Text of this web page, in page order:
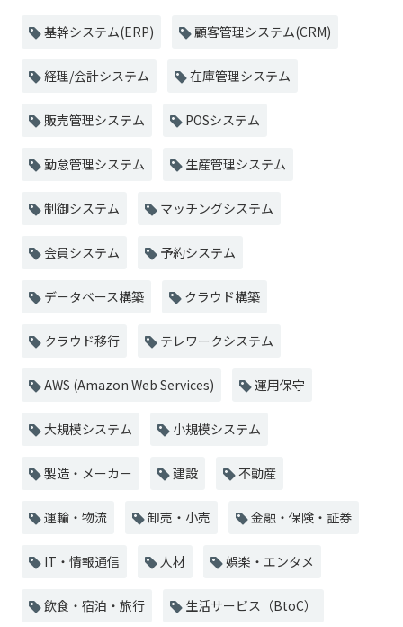
基幹システム(ERP) 顧客管理システム(CRM)
経理/会計システム 在庫管理システム
販売管理システム POSシステム
勤怠管理システム 生産管理システム
制御システム マッチングシステム
会員システム 予約システム
データベース構築 クラウド構築
クラウド移行 テレワークシステム
AWS (Amazon Web Services) 運用保守
大規模システム 小規模システム
製造・メーカー 建設 不動産
運輸・物流 卸売・小売 金融・保険・証券
IT・情報通信 人材 娯楽・エンタメ
飲食・宿泊・旅行 生活サービス（BtoC）